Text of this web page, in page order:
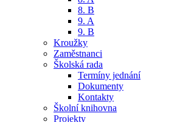
8. B
9. A
9. B
Kroužky
Zaměstnanci
Školská rada
Termíny jednání
Dokumenty
Kontakty
Školní knihovna
Projekty